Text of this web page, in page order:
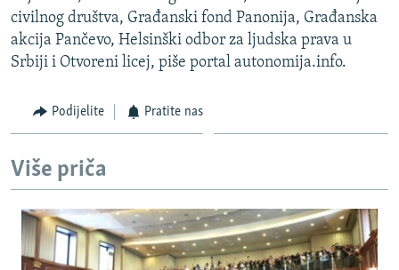
civilnog društva, Građanski fond Panonija, Građanska
akcija Pančevo, Helsinški odbor za ljudska prava u
Srbiji i Otvoreni licej, piše portal autonomija.info.
Podijelite Pratite nas
Više priča